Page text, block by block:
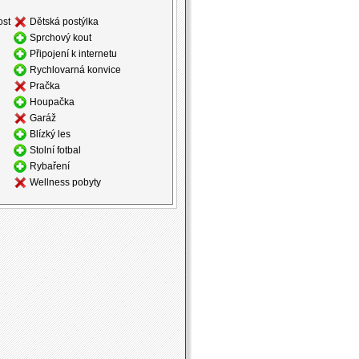
Dětská postýlka
Sprchový kout
Připojení k internetu
Rychlovarná konvice
Pračka
Houpačka
Garáž
Blízký les
Stolní fotbal
Rybaření
Wellness pobyty